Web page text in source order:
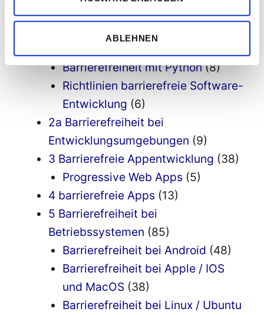
ABLEHNEN
Barrierefreiheit mit Java(23)
Barrierefreiheit mit Python(8)
Richtlinien barrierefreie Software-
Entwicklung (6)
2a Barrierefreiheit bei
Entwicklungsumgebungen (9)
3 Barrierefreie Appentwicklung (38)
Progressive Web Apps (5)
4 barrierefreie Apps (13)
5 Barrierefreiheit bei
Betriebssystemen (85)
Barrierefreiheit bei Android (48)
Barrierefreiheit bei Apple / IOS
und MacOS (38)
Barrierefreiheit bei Linux / Ubuntu